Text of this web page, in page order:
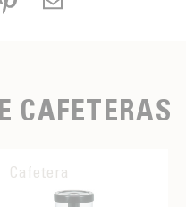
CAFETERAS
Cafetera